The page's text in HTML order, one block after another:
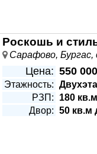
Роскошь и
Сарафово, Бургас,
Цена: 550
Этажность:
РЗП:
180
Двор: 50 кв.м